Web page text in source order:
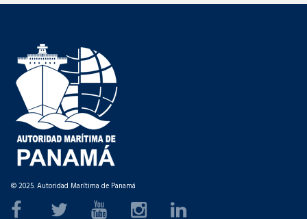
© 2025. Autoridad Marítima de Panamá